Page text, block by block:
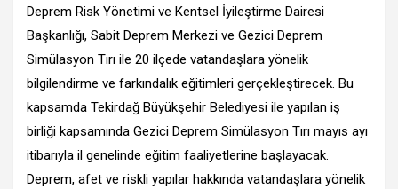
Deprem Risk Yönetimi ve Kentsel İyileştirme Dairesi
Başkanlığı, Sabit Deprem Merkezi ve Gezici Deprem
Simülasyon Tırı ile 20 ilçede vatandaşlara yönelik
bilgilendirme ve farkındalık eğitimleri gerçekleştirecek. Bu
kapsamda Tekirdağ Büyükşehir Belediyesi ile yapılan iş
birliği kapsamında Gezici Deprem Simülasyon Tırı mayıs ayı
itibarıyla il genelinde eğitim faaliyetlerine başlayacak.
Deprem, afet ve riskli yapılar hakkında vatandaşlara yönelik